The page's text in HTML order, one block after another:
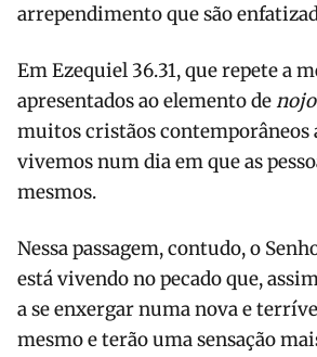
arrependimento que são
Em Ezequiel 36.31, que repete a
apresentados ao elemento de
muitos cristãos contemporâneos
vivemos num dia em que as
mesmos.
Nessa passagem, contudo, o
está vivendo no pecado que,
a se enxergar numa nova e
mesmo e terão uma sensação